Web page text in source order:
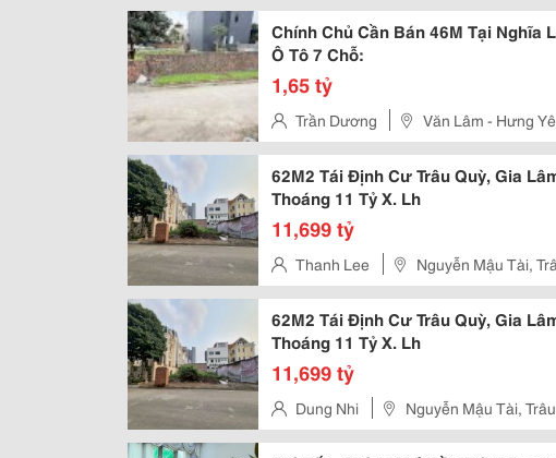
Chính Chủ Cần Bán 46M Tại Nghĩa
Ô Tô 7 Chỗ:
1,65 tỷ
Trần Dương Văn Lâm - Hưng
62M2 Tái Định Cư Trâu Quỳ, Gia
Thoáng 11 Tỷ X. Lh
11,699 tỷ
Thanh Lee Nguyễn Mậu Tài,
62M2 Tái Định Cư Trâu Quỳ, Gia
Thoáng 11 Tỷ X. Lh
11,699 tỷ
Dung Nhi Nguyễn Mậu Tài,